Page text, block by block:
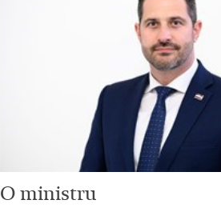
O ministru